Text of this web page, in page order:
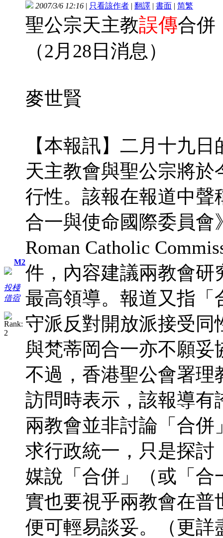
M2
投棧
借宿
2007/3/6 12:16 | 只看該作者 | 翻譯 | 書面 | 简繁
聖公宗天主教誤傳合併
（2月28日消息）
麥世賢
【本報訊】二月十九
天主教會與聖公宗將
行性。該報在報道中聲
合一與使命國際委員會
Roman Catholic
件，內容建議兩教會研
最高領導。報道又指「
守派反對開放派接受
與梵蒂岡合一亦不願妥
不過，香港聖公會署理
訪問時表示，該報導有
兩教會並非討論「合
求行政統一，只是探討
媒說「合併」（或「
實也要視乎兩教會在
便可輕易談妥。（更詳